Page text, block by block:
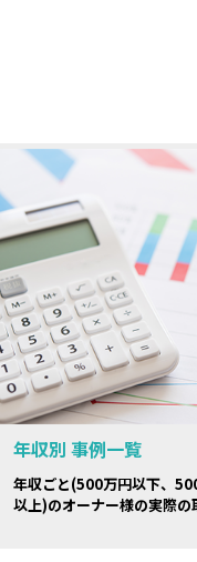
年収別 事例一覧
年収ごと(500万円以下、
以上)のオーナー様の実際の